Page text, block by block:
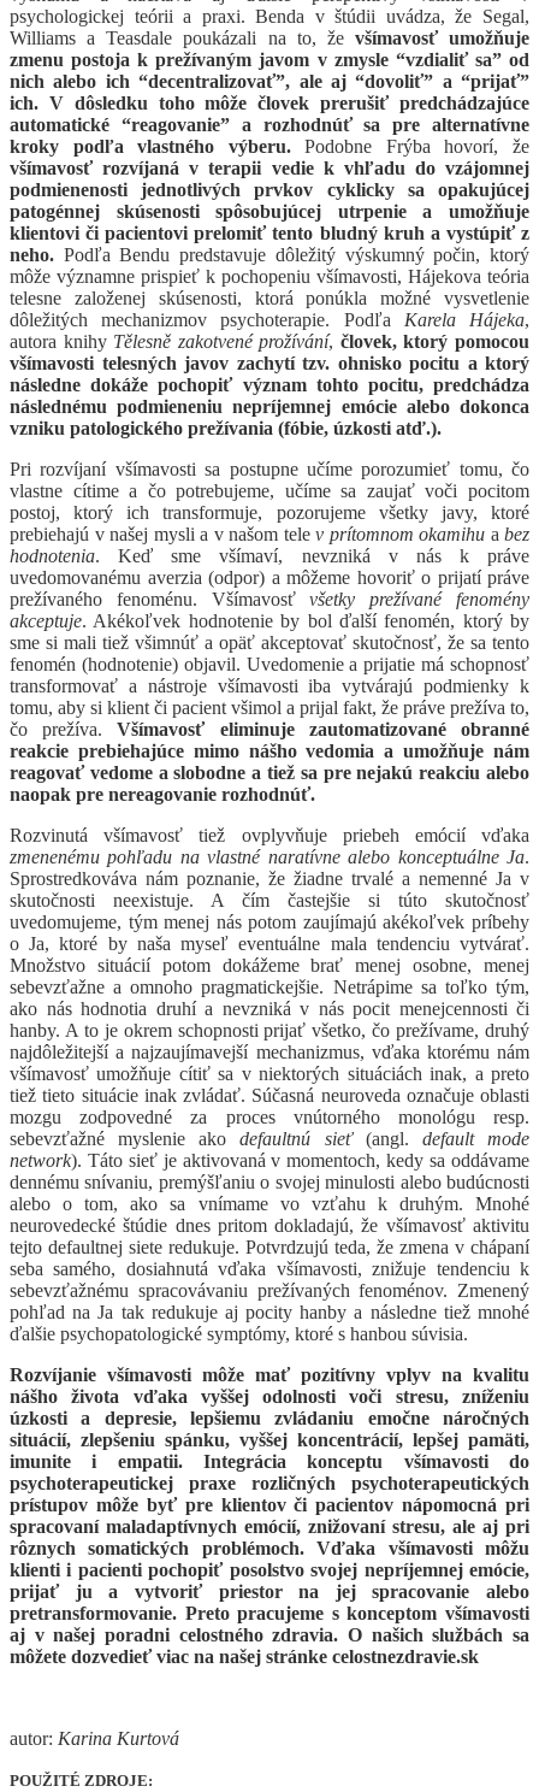
psychologickej teórii a praxi. Benda v štúdii uvádza, že Segal,
Williams a Teasdale poukázali na to, že všímavosť umožňuje
zmenu postoja k prežívaným javom v zmysle “vzdialiť sa” od
nich alebo ich “decentralizovať”, ale aj “dovoliť” a “prijať”
ich. V dôsledku toho môže človek prerušiť predchádzajúce
automatické “reagovanie” a rozhodnúť sa pre alternatívne
kroky podľa vlastného výberu.Podobne Frýba hovorí, že
všímavosť rozvíjaná v terapii vedie k vhľadu do vzájomnej
podmienenosti jednotlivých prvkov cyklicky sa opakujúcej
patogénnej skúsenosti spôsobujúcej utrpenie a umožňuje
klientovi či pacientovi prelomiť tento bludný kruh a vystúpiť z
neho. Podľa Bendu predstavuje dôležitý výskumný počin, ktorý
môže významne prispieť k pochopeniu všímavosti, Hájekova teória
telesne založenej skúsenosti, ktorá ponúkla možné vysvetlenie
dôležitých mechanizmov psychoterapie. Podľa Karela Hájeka,
autora knihy Tělesně zakotvené prožívání, človek, ktorý pomocou
všímavosti telesných javov zachytí tzv. ohnisko pocitu a ktorý
následne dokáže pochopiť význam tohto pocitu, predchádza
následnému podmieneniu nepríjemnej emócie alebo dokonca
vzniku patologického prežívania (fóbie, úzkosti atď.).
Pri rozvíjaní všímavosti sa postupne učíme porozumieť tomu, čo
vlastne cítime a čo potrebujeme, učíme sa zaujať voči pocitom
postoj, ktorý ich transformuje, pozorujeme všetky javy, ktoré
prebiehajú v našej mysli a v našom tele v prítomnom okamihu abez
hodnotenia. Keď sme všímaví, nevzniká v nás k práve
uvedomovanému averzia (odpor) a môžeme hovoriť o prijatí práve
prežívaného fenoménu. Všímavosťvšetky prežívané fenomény
akceptuje. Akékoľvek hodnotenie by bol ďalší fenomén, ktorý by
sme si mali tiež všimnúť a opäť akceptovať skutočnosť, že sa tento
fenomén (hodnotenie) objavil. Uvedomenie a prijatie má schopnosť
transformovať a nástroje všímavosti iba vytvárajú podmienky k
tomu, aby si klient či pacient všimol a prijal fakt, že práve prežíva to,
čo prežíva.Všímavosť eliminuje zautomatizované obranné
reakcie prebiehajúce mimo nášho vedomia a umožňuje nám
reagovať vedome a slobodne a tiež sa pre nejakú reakciu alebo
naopak pre nereagovanie rozhodnúť.
Rozvinutá všímavosť tiež ovplyvňuje priebeh emócií vďaka
zmenenému pohľadu na vlastné naratívne alebo konceptuálne Ja.
Sprostredkováva nám poznanie, že žiadne trvalé a nemenné Ja v
skutočnosti neexistuje. A čím častejšie si túto skutočnosť
uvedomujeme, tým menej nás potom zaujímajú akékoľvek príbehy
o Ja, ktoré by naša myseľ eventuálne mala tendenciu vytvárať.
Množstvo situácií potom dokážeme brať menej osobne, menej
sebevzťažne a omnoho pragmatickejšie. Netrápime sa toľko tým,
ako nás hodnotia druhí a nevzniká v nás pocit menejcennosti či
hanby. A to je okrem schopnosti prijať všetko, čo prežívame, druhý
najdôležitejší a najzaujímavejší mechanizmus, vďaka ktorému nám
všímavosť umožňuje cítiť sa v niektorých situáciách inak, a preto
tiež tieto situácie inak zvládať. Súčasná neuroveda označuje oblasti
mozgu zodpovedné za proces vnútorného monológu resp.
sebevzťažné myslenie akodefaultnú sieť(angl. default mode
network). Táto sieť je aktivovaná v momentoch, kedy sa oddávame
dennému snívaniu, premýšľaniu o svojej minulosti alebo budúcnosti
alebo o tom, ako sa vnímame vo vzťahu k druhým. Mnohé
neurovedecké štúdie dnes pritom dokladajú, že všímavosť aktivitu
tejto defaultnej siete redukuje. Potvrdzujú teda, že zmena v chápaní
seba samého, dosiahnutá vďaka všímavosti, znižuje tendenciu k
sebevzťažnému spracovávaniu prežívaných fenoménov. Zmenený
pohľad na Ja tak redukuje aj pocity hanby a následne tiež mnohé
ďalšie psychopatologické symptómy, ktoré s hanbou súvisia.
Rozvíjanie všímavosti môže mať pozitívny vplyv na kvalitu
nášho života vďaka vyššej odolnosti voči stresu, zníženiu
úzkosti a depresie, lepšiemu zvládaniu emočne náročných
situácií, zlepšeniu spánku, vyššej koncentrácií, lepšej pamäti,
imunite i empatii. Integrácia konceptu všímavosti do
psychoterapeutickej praxe rozličných psychoterapeutických
prístupov môže byť pre klientov či pacientov nápomocná pri
spracovaní maladaptívnych emócií, znižovaní stresu, ale aj pri
rôznych somatických problémoch. Vďaka všímavosti môžu
klienti i pacienti pochopiť posolstvo svojej nepríjemnej emócie,
prijať ju a vytvoriť priestor na jej spracovanie alebo
pretransformovanie. Preto pracujeme s konceptom všímavosti
aj v našej poradni celostného zdravia. O našich službách sa
môžete dozvedieť viac na našej stránke celostnezdravie.sk
autor: Karina Kurtová
POUŽITÉ ZDROJE: